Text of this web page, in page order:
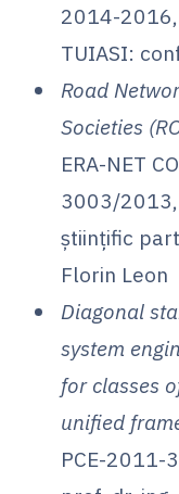
2014-
TUIASI:
Road
Societies
ERA-NET
3003/
științific
Florin Leon
Diagonal
system
for classes
unified
PCE-